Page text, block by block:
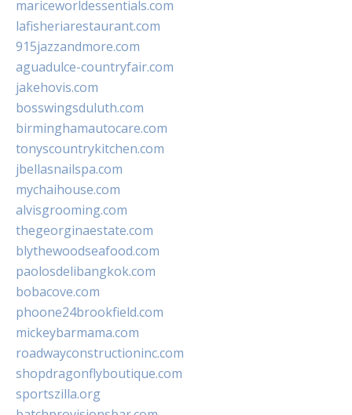
mariceworldessentials.com
lafisheriarestaurant.com
915jazzandmore.com
aguadulce-countryfair.com
jakehovis.com
bosswingsduluth.com
birminghamautocare.com
tonyscountrykitchen.com
jbellasnailspa.com
mychaihouse.com
alvisgrooming.com
thegeorginaestate.com
blythewoodseafood.com
paolosdelibangkok.com
bobacove.com
phoone24brookfield.com
mickeybarmama.com
roadwayconstructioninc.com
shopdragonflyboutique.com
sportszilla.org